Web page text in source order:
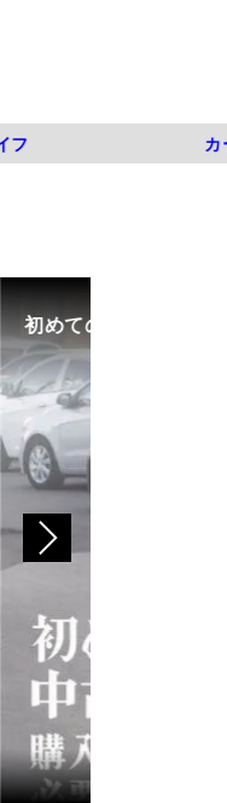
フ カ
初めての中古車選び